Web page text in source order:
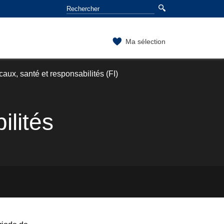
Ma sélection
santé et responsabilités (FI)